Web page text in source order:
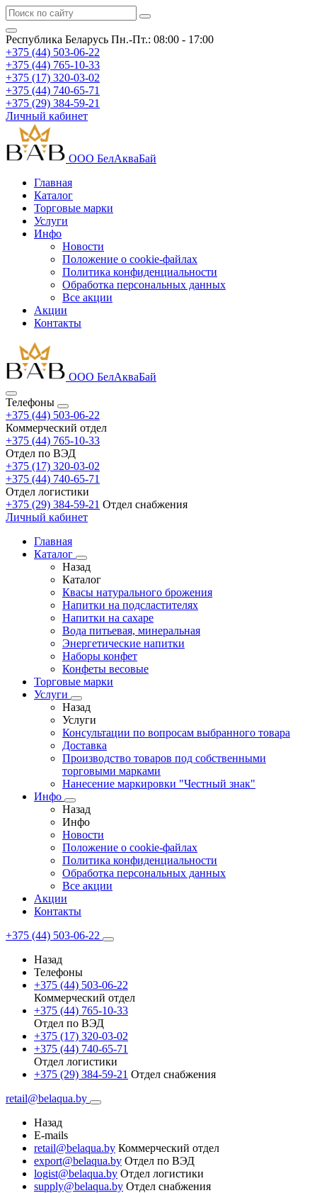
Республика Беларусь Пн.-Пт.: 08:00 - 17:00
+375 (44) 503-06-22
+375 (44) 765-10-33
+375 (17) 320-03-02
+375 (44) 740-65-71
+375 (29) 384-59-21
Личный кабинет
ООО БелАкваБай
Главная
Каталог
Торговые марки
Услуги
Инфо
Новости
Положение о cookie-файлах
Политика конфиденциальности
Обработка персональных данных
Все акции
Акции
Контакты
ООО БелАкваБай
Телефоны
+375 (44) 503-06-22
Коммерческий отдел
+375 (44) 765-10-33
Отдел по ВЭД
+375 (17) 320-03-02
+375 (44) 740-65-71
Отдел логистики
+375 (29) 384-59-21 Отдел снабжения
Личный кабинет
Главная
Каталог
Назад
Каталог
Квасы натурального брожения
Напитки на подсластителях
Напитки на сахаре
Вода питьевая, минеральная
Энергетические напитки
Наборы конфет
Конфеты весовые
Торговые марки
Услуги
Назад
Услуги
Консультации по вопросам выбранного товара
Доставка
Производство товаров под собственными
торговыми марками
Нанесение маркировки "Честный знак"
Инфо
Назад
Инфо
Новости
Положение о cookie-файлах
Политика конфиденциальности
Обработка персональных данных
Все акции
Акции
Контакты
+375 (44) 503-06-22
Назад
Телефоны
+375 (44) 503-06-22
Коммерческий отдел
+375 (44) 765-10-33
Отдел по ВЭД
+375 (17) 320-03-02
+375 (44) 740-65-71
Отдел логистики
+375 (29) 384-59-21 Отдел снабжения
retail@belaqua.by
Назад
E-mails
retail@belaqua.by Коммерческий отдел
export@belaqua.by Отдел по ВЭД
logist@belaqua.by Отдел логистики
supply@belaqua.by Отдел снабжения